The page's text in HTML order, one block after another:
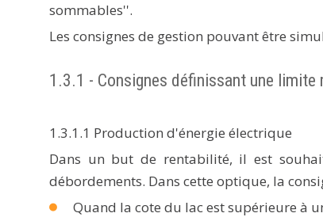
sommables''.
Les consignes de gestion pouvant être
1.3.1 - Consignes définissant une limite
1.3.1.1 Production d'énergie électrique
Dans un but de rentabilité, il est
débordements. Dans cette optique, la
Quand la cote du lac est supérieure à